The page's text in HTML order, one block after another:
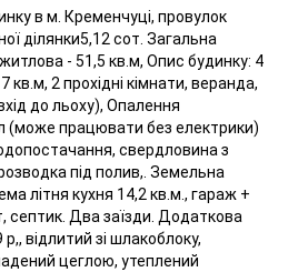
в м. Кременчуці, провулок
ділянки5,12 сот. Загальна
- 51,5 кв.м, Опис будинку: 4
кв.м, 2 прохідні кімнати, веранда,
до льоху), Опалення
(може працювати без електрики)
свердловина з
під полив,. Земельна
літня кухня 14,2 кв.м., гараж +
септик. Два заїзди. Додаткова
відлитий зі шлакоблоку,
цеглою, утеплений